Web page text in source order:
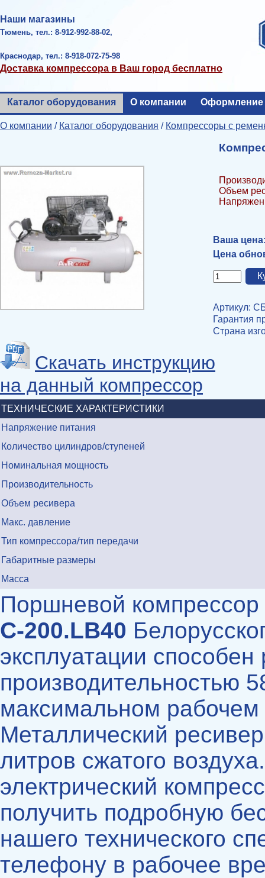
Наши магазины
Тюмень, тел.: 8-912-992-88-02,
Краснодар, тел.: 8-918-072-75-98
Доставка компрессора в Ваш город бесплатно
Каталог оборудования О компании Оформление
О компании / Каталог оборудования / Компрессоры с
Объем
Ваша
Цена
Артикул:
Гарантия
Страна
Скачать инструкцию
на данный компрессор
ТЕХНИЧЕСКИЕ ХАРАКТЕРИСТИКИ
Напряжение питания
Количество цилиндров/ступеней
Номинальная мощность
Производительность
Объем ресивера
Макс. давление
Тип компрессора/тип передачи
Габаритные размеры
Масса
Поршневой компрессор
С-200.LB40
эксплуатации способен
производительностью
максимальном
Металлический
литров сжатого
электрический
получить подробную
нашего технического
телефону в рабочее